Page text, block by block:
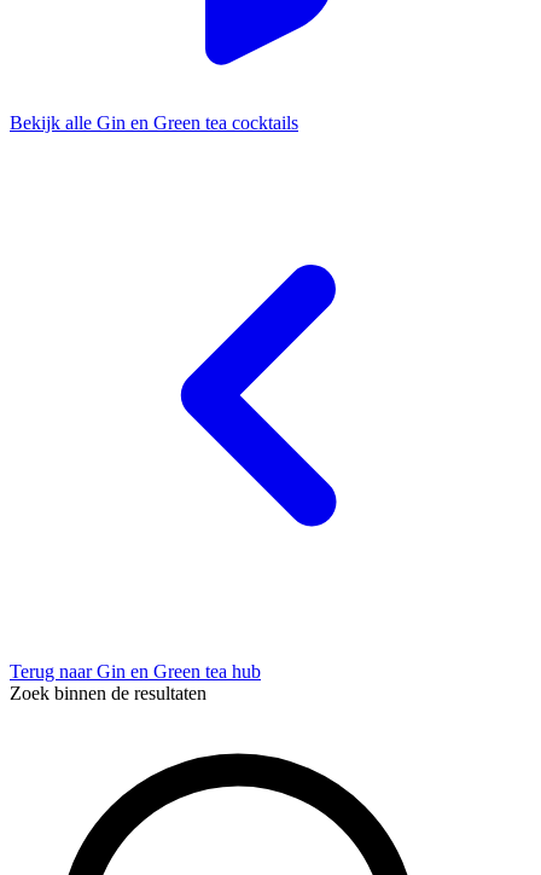
Bekijk alle Gin en Green tea cocktails
Terug naar Gin en Green tea hub
Zoek binnen de resultaten